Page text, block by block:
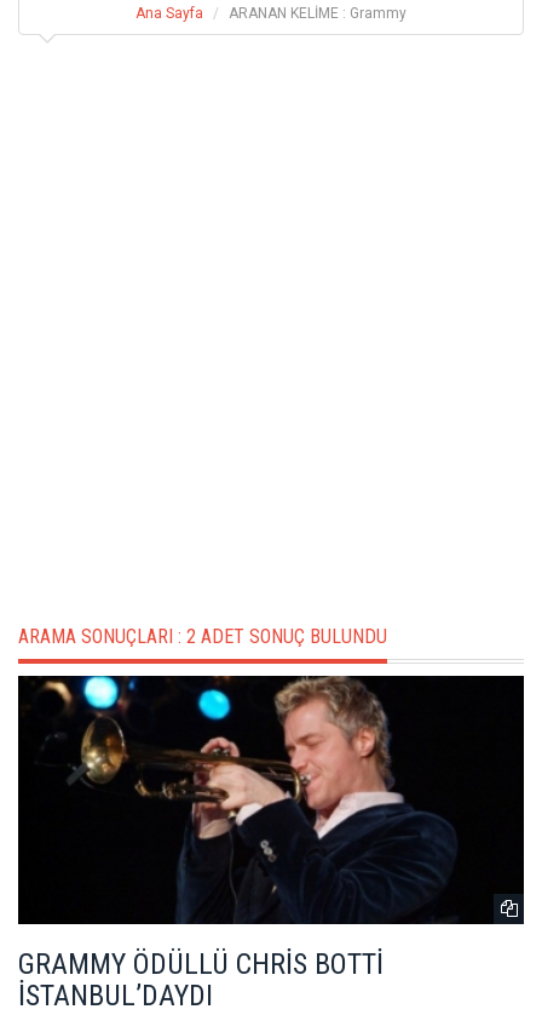
Ana Sayfa ARANAN KELİME : Grammy
ARAMA SONUÇLARI : 2 ADET SONUÇ BULUNDU
GRAMMY ÖDÜLLÜ CHRİS BOTTİ
İSTANBUL’DAYDI